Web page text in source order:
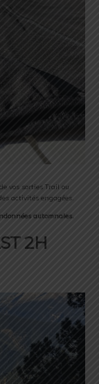
vos sorties Trail ou
activités engagées.
automnales.
2H